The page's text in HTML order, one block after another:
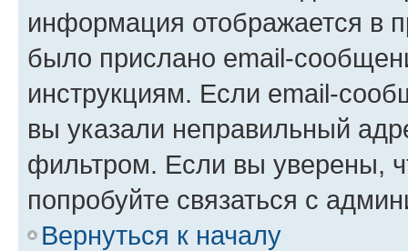
информация отображается в
было прислано email-
инструкциям. Если email-
вы указали неправильный
фильтром. Если вы уверены,
попробуйте связаться с
Вернуться к началу